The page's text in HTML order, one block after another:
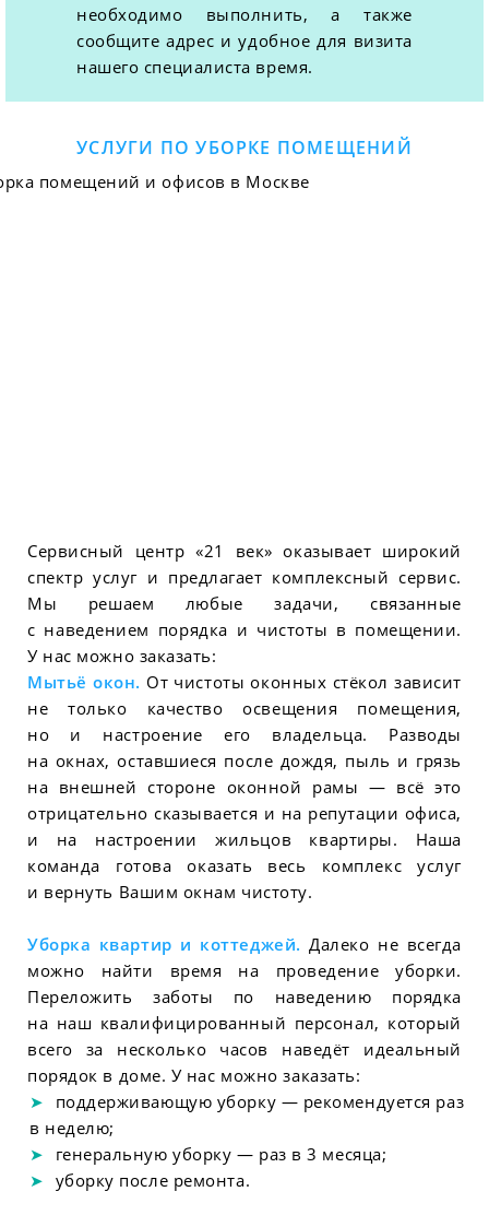
необходимо выполнить, а также
сообщите адрес и удобное для визита
нашего специалиста время.
УСЛУГИ ПО УБОРКЕ ПОМЕЩЕНИЙ
Сервисный центр «21 век» оказывает широкий
спектр услуг и предлагает комплексный сервис.
Мы решаем любые задачи, связанные
с наведением порядка и чистоты в помещении.
У нас можно заказать:
Мытьё окон. От чистоты оконных стёкол зависит
не только качество освещения помещения,
но и настроение его владельца. Разводы
на окнах, оставшиеся после дождя, пыль и грязь
на внешней стороне оконной рамы — всё это
отрицательно сказывается и на репутации офиса,
и на настроении жильцов квартиры. Наша
команда готова оказать весь комплекс услуг
и вернуть Вашим окнам чистоту.
Уборка квартир и коттеджей. Далеко не всегда
можно найти время на проведение уборки.
Переложить заботы по наведению порядка
на наш квалифицированный персонал, который
всего за несколько часов наведёт идеальный
порядок в доме. У нас можно заказать:
поддерживающую уборку — рекомендуется раз
в неделю;
генеральную уборку — раз в 3 месяца;
уборку после ремонта.